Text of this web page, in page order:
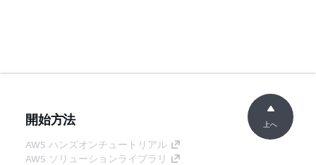
開始方法
AWS ハンズオンチュートリアル
AWS ソリューションライブラリ
上へ